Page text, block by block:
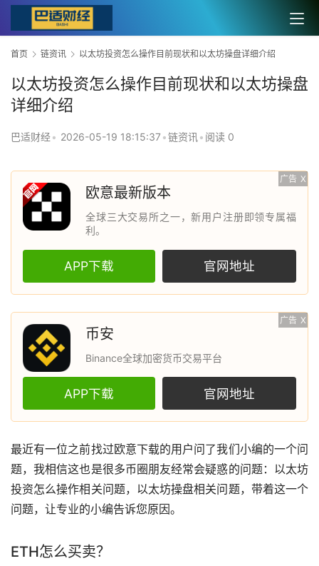
首页 链资讯 以太坊投资怎么操作目前现状和以太坊操盘详细介绍
以太坊投资怎么操作目前现状和以太坊操盘
详细介绍
巴适财经• 2026-05-19 18:15:37 •链资讯 • 阅读 0
广告 X
欧意最新版本
全球三大交易所之一，新用户注册即领专属福
利。
APP下载 官网地址
广告 X
币安
Binance全球加密货币交易平台
APP下载 官网地址
最近有一位之前找过欧意下载的用户问了我们小编的一个问
题，我相信这也是很多币圈朋友经常会疑惑的问题： 以太坊
投资怎么操作相关问题，以太坊操盘相关问题，带着这一个
问题，让专业的小编告诉您原因。
ETH怎么买卖？